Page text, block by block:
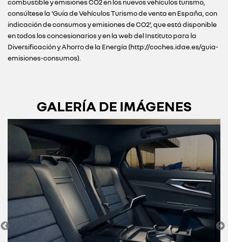
combustible y emisiones CO2 en los nuevos vehículos turismo,
consúltese la 'Guía de Vehículos Turismo de venta en España, con
indicación de consumos y emisiones de CO2', que está disponible
en todos los concesionarios y en la web del Instituto para la
Diversificación y Ahorro de la Energía (http://coches.idae.es/guia-
emisiones-consumos).
GALERÍA DE IMÁGENES